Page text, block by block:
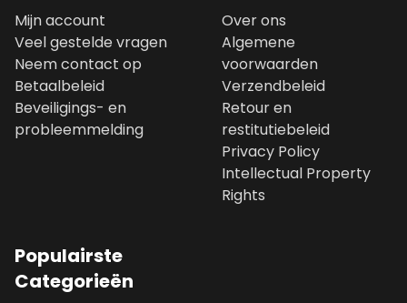
Mijn account
Veel gestelde vragen
Neem contact op
Betaalbeleid
Beveiligings- en
probleemmelding
Over ons
Algemene
voorwaarden
Verzendbeleid
Retour en
restitutiebeleid
Privacy Policy
Intellectual Property
Rights
Populairste
Categorieën